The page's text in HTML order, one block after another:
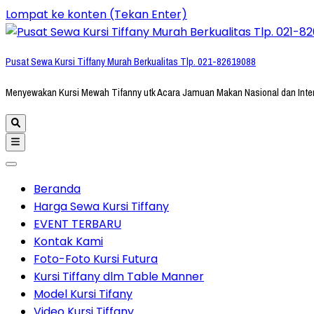
Lompat ke konten (Tekan Enter)
Pusat Sewa Kursi Tiffany Murah Berkualitas Tlp. 021-82619088
Menyewakan Kursi Mewah Tifanny utk Acara Jamuan Makan Nasional dan
Beranda
Harga Sewa Kursi Tiffany
EVENT TERBARU
Kontak Kami
Foto-Foto Kursi Futura
Kursi Tiffany dlm Table Manner
Model Kursi Tifany